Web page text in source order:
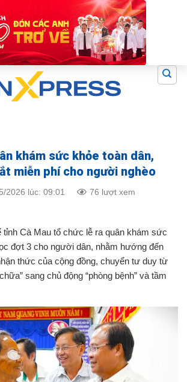
khám sức khỏe toàn dân,
miễn phí cho người nghèo
2026 lúc: 09:01 76 lượt xem
tỉnh Cà Mau tổ chức lễ ra quân khám sức
đợt 3 cho người dân, nhằm hướng đến
thức của cộng đồng, chuyển tư duy từ
sang chủ động “phòng bệnh” và tầm